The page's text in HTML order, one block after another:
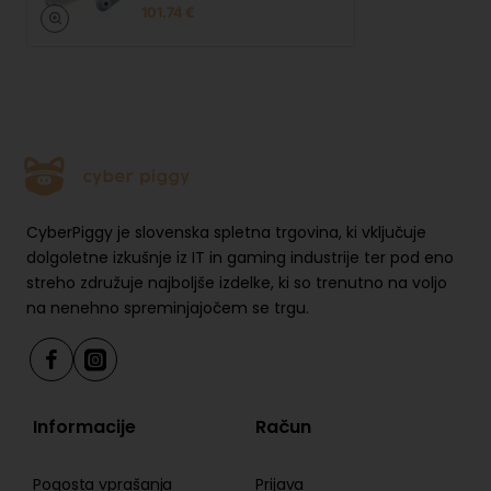
101.74 €
CyberPiggy je slovenska spletna trgovina, ki vključuje
dolgoletne izkušnje iz IT in gaming industrije ter pod eno
streho združuje najboljše izdelke, ki so trenutno na voljo
na nenehno spreminjajočem se trgu.
Informacije
Pogosta vprašanja
Račun
Prijava